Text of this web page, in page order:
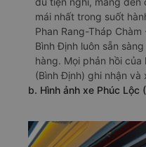
mái nhất trong suốt
Phan Rang-Tháp
Bình Định luôn sẵn
hàng. Mọi phản hồi
(Bình Định) ghi nhận
b. Hình ảnh xe Phúc Lộc